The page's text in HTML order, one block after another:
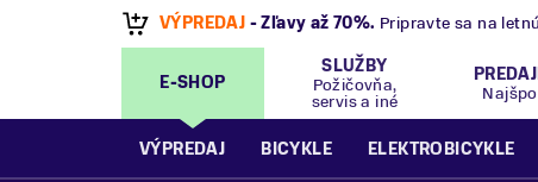
VÝPREDAJ - Zľavy až 70%. Pripravte sa na
E-SHOP
SLUŽBY
Požičovňa,
servis a iné
VÝPREDAJ BICYKLE ELEKTROBICYKLE